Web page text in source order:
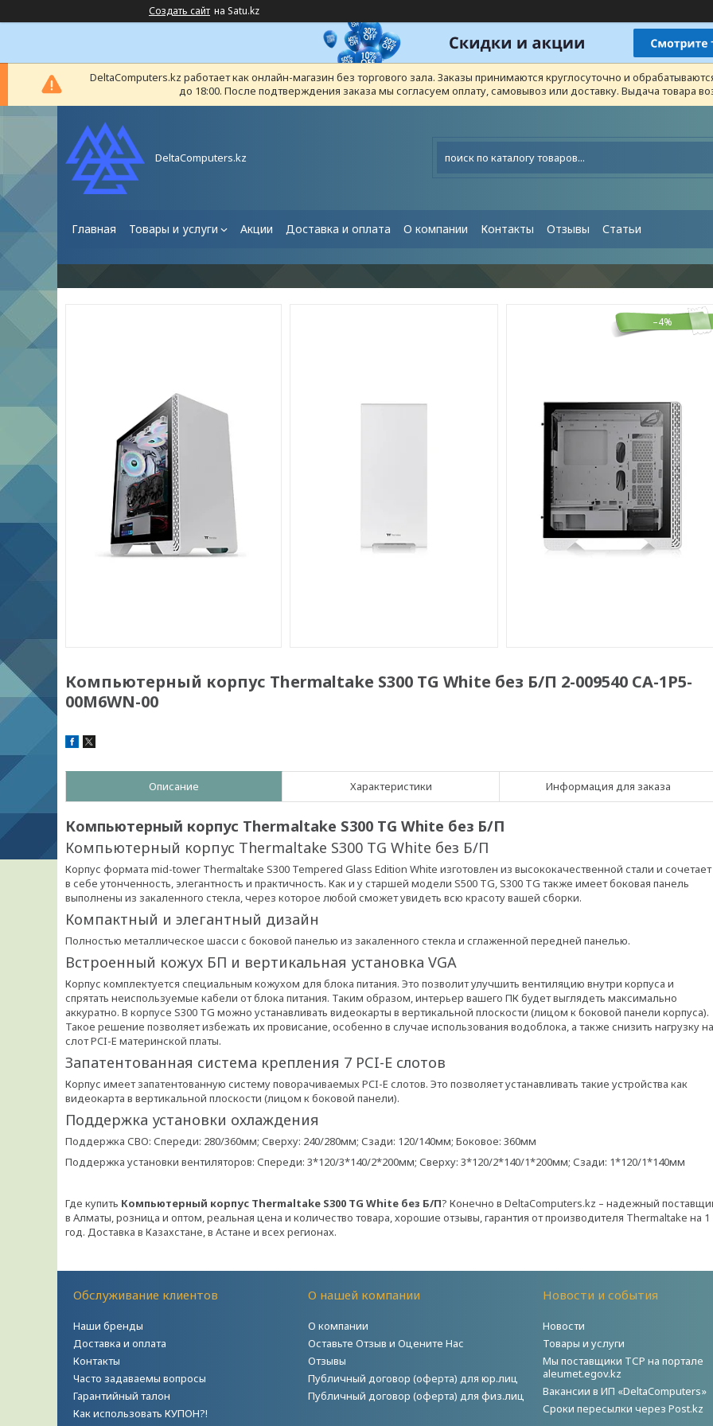
Создать сайт на Satu.kz
DeltaComputers.kz работает как онлайн-магазин без торгового зала. Заказы принимаются круглосуточно и
до 18:00. После подтверждения заказа мы согласуем оплату, самовывоз или доставку. Выдача товара
DeltaComputers.kz
Главная Товары и услуги Акции Доставка и оплата О компании Контакты Отзывы Статьи
–4%
Компьютерный корпус Thermaltake S300 TG White без Б/П 2-009540 CA-1P5-
00M6WN-00
Описание Характеристики Информация для заказа
Компьютерный корпус Thermaltake S300 TG White без Б/П
Компьютерный корпус Thermaltake S300 TG White без Б/П
Корпус формата mid-tower Thermaltake S300 Tempered Glass Edition White изготовлен из высококачественной стали и сочетает
в себе утонченность, элегантность и практичность. Как и у старшей модели S500 TG, S300 TG также имеет боковая панель
выполнены из закаленного стекла, через которое любой сможет увидеть всю красоту вашей сборки.
Компактный и элегантный дизайн
Полностью металлическое шасси с боковой панелью из закаленного стекла и сглаженной передней панелью.
Встроенный кожух БП и вертикальная установка VGA
Корпус комплектуется специальным кожухом для блока питания. Это позволит улучшить вентиляцию внутри корпуса и
спрятать неиспользуемые кабели от блока питания. Таким образом, интерьер вашего ПК будет выглядеть максимально
аккуратно. В корпусе S300 TG можно устанавливать видеокарты в вертикальной плоскости (лицом к боковой панели корпуса).
Такое решение позволяет избежать их провисание, особенно в случае использования водоблока, а также снизить нагрузку на
слот PCI-E материнской платы.
Запатентованная система крепления 7 PCI-E слотов
Корпус имеет запатентованную систему поворачиваемых PCI-E слотов. Это позволяет устанавливать такие устройства как
видеокарта в вертикальной плоскости (лицом к боковой панели).
Поддержка установки охлаждения
Поддержка СВО: Спереди: 280/360мм; Сверху: 240/280мм; Сзади: 120/140мм; Боковое: 360мм
Поддержка установки вентиляторов: Спереди: 3*120/3*140/2*200мм; Сверху: 3*120/2*140/1*200мм; Сзади: 1*120/1*140мм
Где купить Компьютерный корпус Thermaltake S300 TG White без Б/П? Конечно в DeltaComputers.kz – надежный
в Алматы, розница и оптом, реальная цена и количество товара, хорошие отзывы, гарантия от производителя Thermaltake на 1
год. Доставка в Казахстане, в Астане и всех регионах.
Обслуживание клиентов
Наши бренды
Доставка и оплата
Контакты
Часто задаваемы вопросы
Гарантийный талон
Как использовать КУПОН?!
О нашей компании
О компании
Оставьте Отзыв и Оцените Нас
Отзывы
Публичный договор (оферта) для юр.лиц
Публичный договор (оферта) для физ.лиц
Новости и события
Новости
Товары и услуги
Мы поставщики ТСР на портале
aleumet.egov.kz
Вакансии в ИП «DeltaComputers»
Сроки пересылки через Post.kz